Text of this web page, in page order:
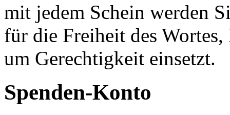
mit jedem Schein werden
für die Freiheit des
um Gerechtigkeit einsetzt.
Spenden-Konto